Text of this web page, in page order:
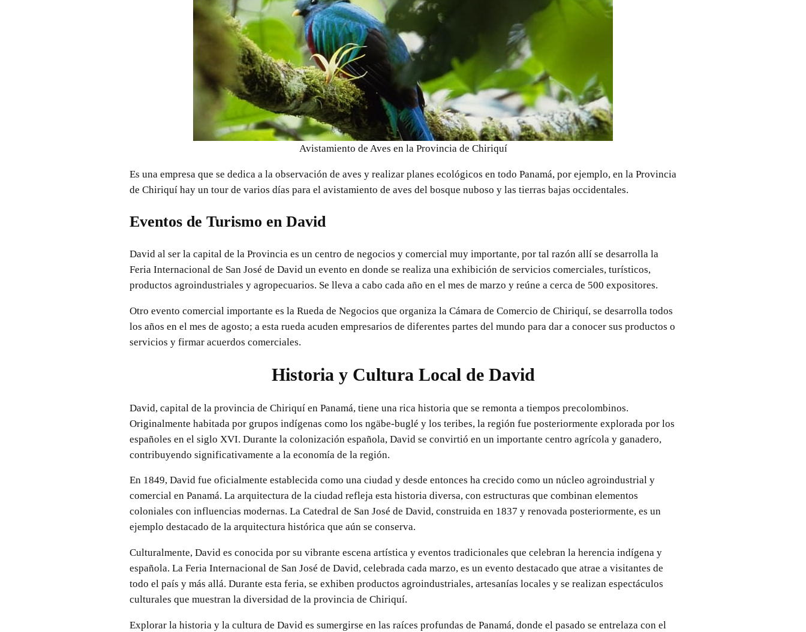
Avistamiento de Aves en la Provincia de Chiriquí
Es una empresa que se dedica a la observación de aves y realizar planes ecológicos en todo Panamá, por ejemplo, en la Provincia
de Chiriquí hay un tour de varios días para el avistamiento de aves del bosque nuboso y las tierras bajas occidentales.
Eventos de Turismo en David
David al ser la capital de la Provincia es un centro de negocios y comercial muy importante, por tal razón allí se desarrolla la
Feria Internacional de San José de David un evento en donde se realiza una exhibición de servicios comerciales, turísticos,
productos agroindustriales y agropecuarios. Se lleva a cabo cada año en el mes de marzo y reúne a cerca de 500 expositores.
Otro evento comercial importante es la Rueda de Negocios que organiza la Cámara de Comercio de Chiriquí, se desarrolla todos
los años en el mes de agosto; a esta rueda acuden empresarios de diferentes partes del mundo para dar a conocer sus productos o
servicios y firmar acuerdos comerciales.
Historia y Cultura Local de David
David, capital de la provincia de Chiriquí en Panamá, tiene una rica historia que se remonta a tiempos precolombinos.
Originalmente habitada por grupos indígenas como los ngäbe-buglé y los teribes, la región fue posteriormente explorada por los
españoles en el siglo XVI. Durante la colonización española, David se convirtió en un importante centro agrícola y ganadero,
contribuyendo significativamente a la economía de la región.
En 1849, David fue oficialmente establecida como una ciudad y desde entonces ha crecido como un núcleo agroindustrial y
comercial en Panamá. La arquitectura de la ciudad refleja esta historia diversa, con estructuras que combinan elementos
coloniales con influencias modernas. La Catedral de San José de David, construida en 1837 y renovada posteriormente, es un
ejemplo destacado de la arquitectura histórica que aún se conserva.
Culturalmente, David es conocida por su vibrante escena artística y eventos tradicionales que celebran la herencia indígena y
española. La Feria Internacional de San José de David, celebrada cada marzo, es un evento destacado que atrae a visitantes de
todo el país y más allá. Durante esta feria, se exhiben productos agroindustriales, artesanías locales y se realizan espectáculos
culturales que muestran la diversidad de la provincia de Chiriquí.
Explorar la historia y la cultura de David es sumergirse en las raíces profundas de Panamá, donde el pasado se entrelaza con el